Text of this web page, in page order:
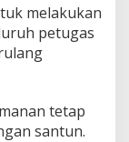
melakukan
petugas
tetap
santun.